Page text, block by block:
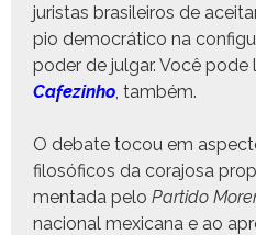
juris­tas brasileiros de
pio democráti­co na
poder de jul­gar. Você
Cafez­in­ho, tam­bém.
O debate tocou em
filosó­fi­cos da cora­josa
men­ta­da pelo Par­tido
nacional mex­i­cana e ao